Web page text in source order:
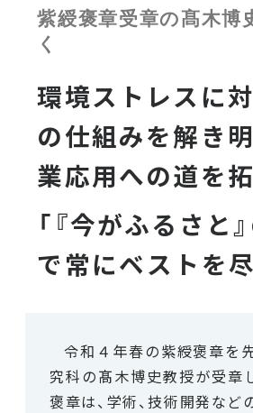
紫綬褒章受章の髙木博
く
環境ストレスに
の仕組みを解き
業応用への道を
「『今がふるさと
で常にベストを尽
令和４年春の紫綬褒章を
究科の髙木博史教授が受章
褒章は、学術、技術開発など